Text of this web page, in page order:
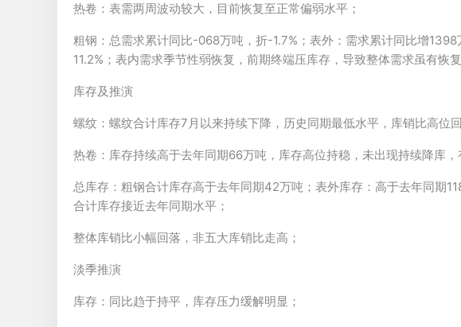
热卷：表需两周波动较大，目前恢复至正常偏弱水平；
粗钢：总需求累计同比-068万吨，折-1.7%；表外：需求累计同比增
11.2%；表内需求季节性弱恢复，前期终端压库存，导致整体需求虽有恢
库存及推演
螺纹：螺纹合计库存7月以来持续下降，历史同期最低水平，库销比高位
热卷：库存持续高于去年同期66万吨，库存高位持稳，未出现持续降库，
总库存：粗钢合计库存高于去年同期42万吨；表外库存：高于去年同期
合计库存接近去年同期水平；
整体库销比小幅回落，非五大库销比走高；
淡季推演
库存：同比趋于持平，库存压力缓解明显；